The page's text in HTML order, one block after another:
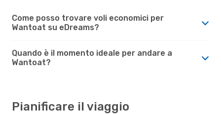
Come posso trovare voli economici per
Wantoat su eDreams?
Quando è il momento ideale per andare a
Wantoat?
Pianificare il viaggio